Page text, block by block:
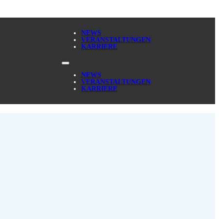
NEWS
VERANSTALTUNGEN
KARRIERE
NEWS
VERANSTALTUNGEN
KARRIERE